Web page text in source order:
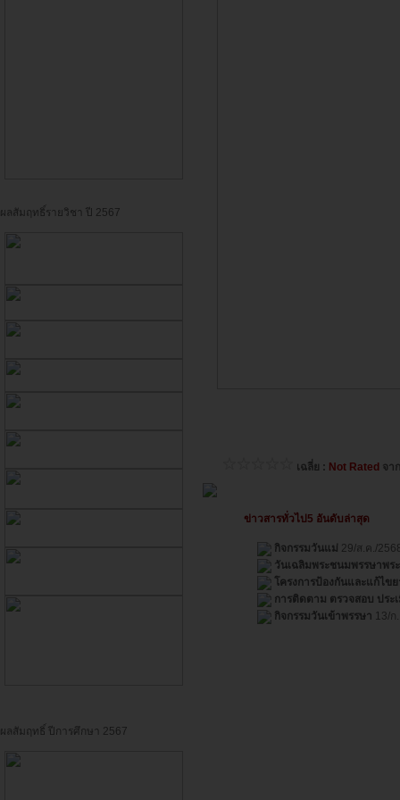
ผลสัมฤทธิ์รายวิชา ปี 2567
ผลสัมฤทธิ์ ปีการศึกษา 2567
เฉลี่ย : Not Rated จาก
ข่าวสารทั่วไป5 อันดับล่าสุด
กิจกรรมวันแม่ 29/ส.ค./
วันเฉลิมพระชนมพรรษาพร
โครงการป้องกันและแก้ไข
การติดตาม ตรวจสอบ ประ
กิจกรรมวันเข้าพรรษา 13/ก